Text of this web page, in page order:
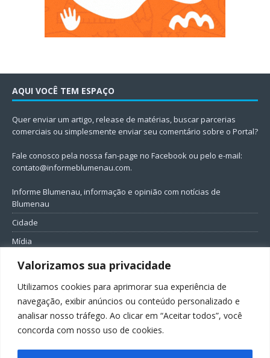
Valorizamos sua privacidade
Utilizamos cookies para aprimorar sua experiência de
navegação, exibir anúncios ou conteúdo personalizado e
analisar nosso tráfego. Ao clicar em “Aceitar todos”, você
concorda com nosso uso de cookies.
AQUI VOCÊ TEM ESPAÇO
Quer enviar um artigo, release de matérias, buscar parcerias
comerciais ou simplesmente enviar seu comentário sobre o Portal?
Fale conosco pela nossa fan-page no Facebook ou pelo e-mail:
contato@informeblumenau.com.
Informe Blumenau, informação e opinião com notícias de
Blumenau
Cidade
Mídia
Entretenimento
Política
FIQUE CONECTADO